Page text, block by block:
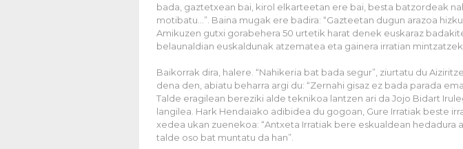
bada, gaztetxean bai, kirol elkarteetan ere bai, besta batzordeak
motibatu…”. Baina mugak ere badira: “Gazteetan dugun arazoa
Amikuzen gutxi gorabehera 50 urtetik harat denek euskaraz
belaunaldian euskaldunak atzematea eta gainera irratian
Baikorrak dira, halere. “Nahikeria bat bada segur”, ziurtatu du
dena den, abiatu beharra argi du: “Zernahi gisaz ez bada parada
Talde eragilean bereziki alde teknikoa lantzen ari da Jojo Bidart
langilea. Hark Hendaiako adibidea du gogoan, Gure Irratiak beste
xedea ukan zuenekoa: “Antxeta Irratiak bere eskualdean hedadura
talde oso bat muntatu da han”.